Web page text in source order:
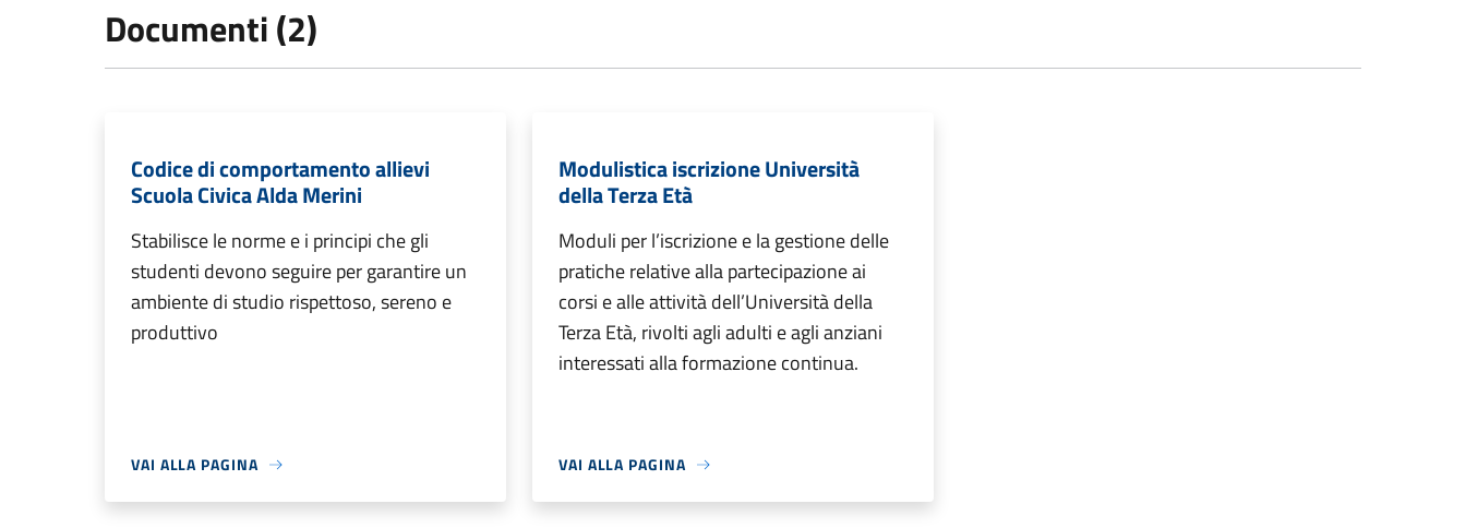
Documenti (2)
Codice di comportamento allievi
Scuola Civica Alda Merini
Stabilisce le norme e i principi che gli
studenti devono seguire per garantire un
ambiente di studio rispettoso, sereno e
produttivo
VAI ALLA PAGINA
Modulistica iscrizione Università
della Terza Età
Moduli per l’iscrizione e la gestione delle
pratiche relative alla partecipazione ai
corsi e alle attività dell’Università della
Terza Età, rivolti agli adulti e agli anziani
interessati alla formazione continua.
VAI ALLA PAGINA